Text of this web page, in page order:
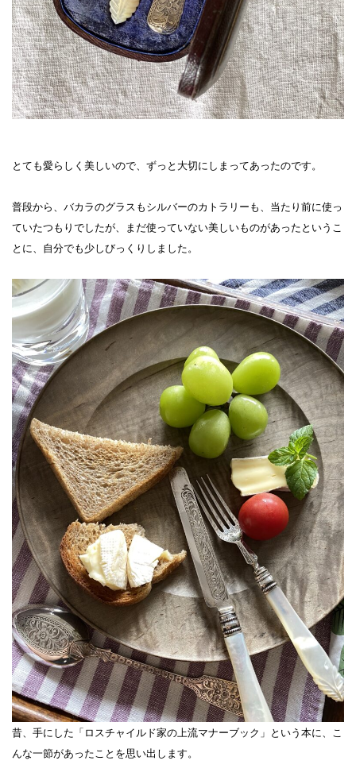
とても愛らしく美しいので、ずっと大切にしまってあったのです。
普段から、バカラのグラスもシルバーのカトラリーも、当たり前に使っ
ていたつもりでしたが、まだ使っていない美しいものがあったというこ
とに、自分でも少しびっくりしました。
昔、手にした「ロスチャイルド家の上流マナーブック」という本に、こ
んな一節があったことを思い出します。